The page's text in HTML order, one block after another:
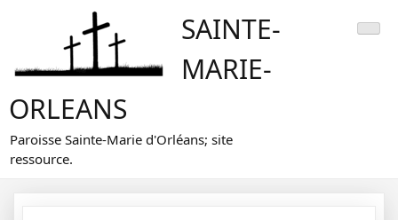
SAINTE-
MARIE-
ORLEANS
Paroisse Sainte-Marie d'Orléans; site
ressource.